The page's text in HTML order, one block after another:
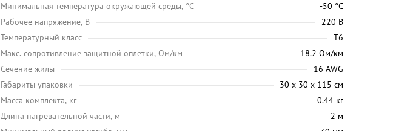
Минимальная температура окружающей среды, °C
-50 °C
Рабочее напряжение, В
220 В
Температурный класс
Т6
Макс. сопротивление защитной оплетки, Ом/км
18.2 Ом/км
Сечение жилы
16 AWG
Габариты упаковки
30 х 30 х 115 см
Масса комплекта, кг
0.44 кг
Длина нагревательной части, м
2 м